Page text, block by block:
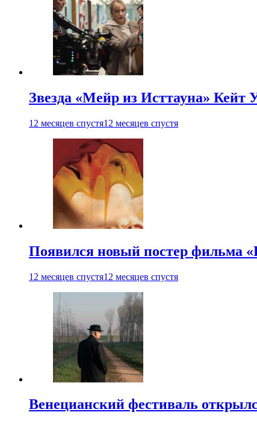
Звезда «Мейр из Исттауна»
12 месяцев спустя12 месяцев спустя
Появился новый постер фильма
12 месяцев спустя12 месяцев спустя
Венецианский фестиваль